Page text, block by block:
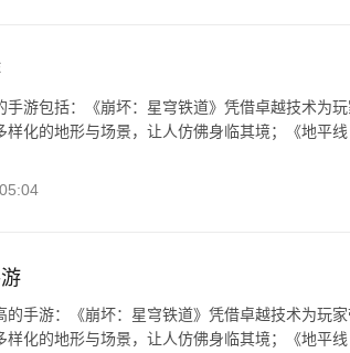
手游包括：《崩坏：星穹铁道》凭借卓越技术为玩
样化的地形与场景，让人仿佛身临其境；《地平
的手游：《崩坏：星穹铁道》凭借卓越技术为玩家
样化的地形与场景，让人仿佛身临其境；《地平